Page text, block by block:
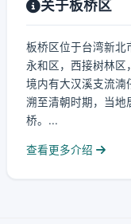
关于板桥区
板桥区位于台湾新北
永和区，西接树林区
境内有大汉溪支流湳
溯至清朝时期，当地
桥。...
查看更多介绍